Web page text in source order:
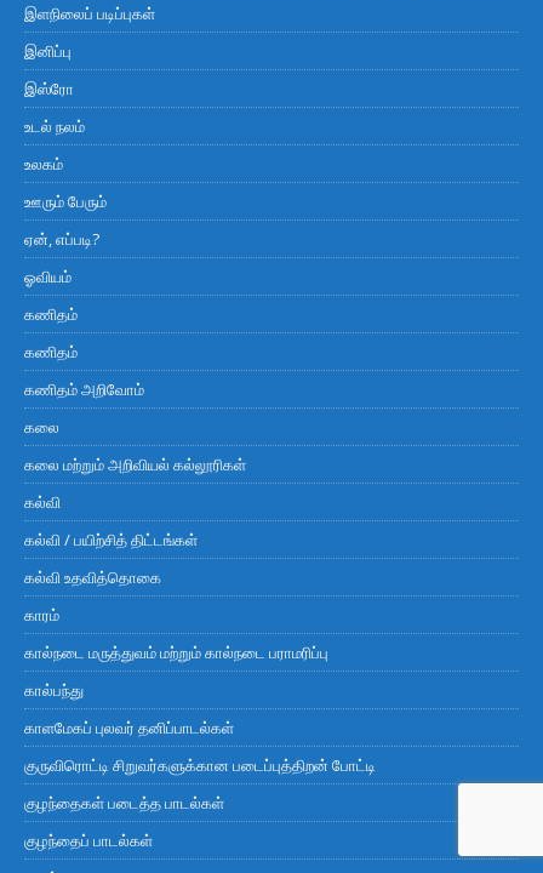
இளநிலைப் படிப்புகள்
இனிப்பு
இஸ்ரோ
உடல் நலம்
உலகம்
ஊரும் பேரும்
ஏன், எப்படி?
ஓவியம்
கணிதம்
கணிதம்
கணிதம் அறிவோம்
கலை
கலை மற்றும் அறிவியல் கல்லூரிகள்
கல்வி
கல்வி / பயிற்சித் திட்டங்கள்
கல்வி உதவித்தொகை
காரம்
கால்நடை மருத்துவம் மற்றும் கால்நடை பராமரிப்பு
கால்பந்து
காளமேகப் புலவர் தனிப்பாடல்கள்
குருவிரொட்டி சிறுவர்களுக்கான படைப்புத்திறன் போட்டி
குழந்தைகள் படைத்த பாடல்கள்
குழந்தைப் பாடல்கள்